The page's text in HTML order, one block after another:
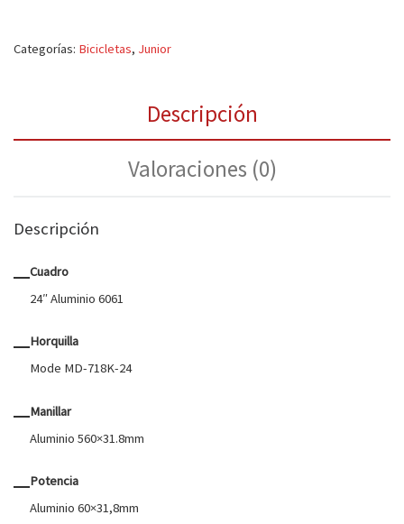
Categorías: Bicicletas, Junior
Descripción
Valoraciones (0)
Descripción
Cuadro
24″ Aluminio 6061
Horquilla
Mode MD-718K-24
Manillar
Aluminio 560×31.8mm
Potencia
Aluminio 60×31,8mm